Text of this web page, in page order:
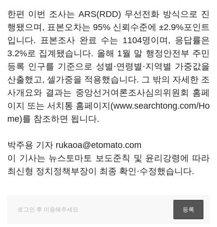
한편 이번 조사는 ARS(RDD) 무선전화 방식으로 진
행됐으며, 표본오차는 95% 신뢰수준에 ±2.9%포인트
입니다. 표본조사 완료 수는 1104명이며, 응답률은
3.2%로 집계됐습니다. 올해 1월 말 행정안전부 주민
등록 인구를 기준으로 성별·연령별·지역별 가중값을
산출했고, 셀가중을 적용했습니다. 그 밖의 자세한 조
사개요와 결과는 중앙선거여론조사심의위원회 홈페
이지 또는 서치통 홈페이지(www.searchtong.com/Ho
me)를 참조하면 됩니다.
박주용 기자 rukaoa@etomato.com
이 기사는 뉴스토마토 보도준칙 및 윤리강령에 따라
최신형 정치정책부장이 최종 확인·수정했습니다.